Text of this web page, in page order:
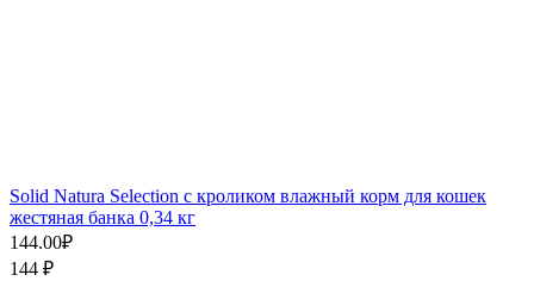
Solid Natura Selection с кроликом влажный корм для кошек
жестяная банка 0,34 кг
144.00₽
144 ₽